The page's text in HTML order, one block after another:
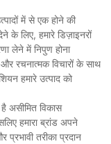
में से एक होने की
के लिए, हमारे डिज़ाइनरों
लेने में निपुण होना
रचनात्मक विचारों के साथ
हमारे उत्पाद को
असीमित विकास
हमारा ब्रांड अपने
प्रभावी तरीका प्रदान